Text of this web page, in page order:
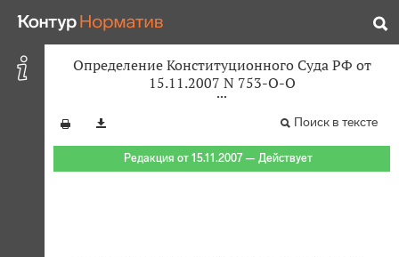
Определение Конституционного Суда РФ от
15.11.2007 N 753-О-О
Поиск в тексте
Редакция от 15.11.2007 — Действует